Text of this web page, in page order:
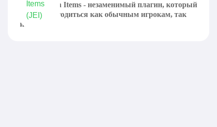
Just Enough Items - незаменимый плагин, который
может пригодиться как обычным игрокам, так
и...